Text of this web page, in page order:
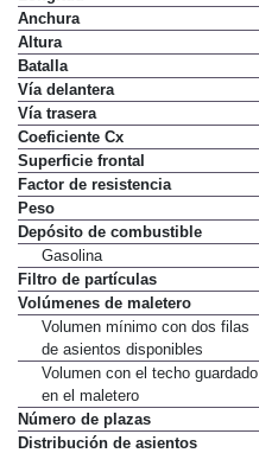
Anchura
Altura
Batalla
Vía delantera
Vía trasera
Coeficiente Cx
Superficie frontal
Factor de resistencia
Peso
Depósito de combustible
Gasolina
Filtro de partículas
Volúmenes de maletero
Volumen mínimo con dos filas
de asientos disponibles
Volumen con el techo guardado
en el maletero
Número de plazas
Distribución de asientos